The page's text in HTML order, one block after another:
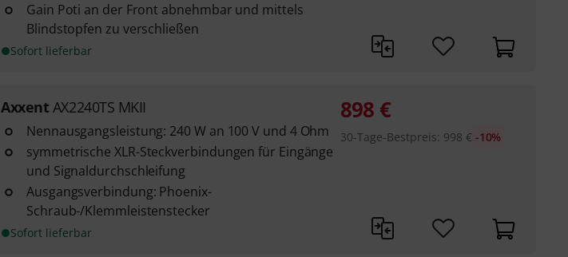
Gain Poti an der Front abnehmbar und mittels
Blindstopfen zu verschließen
Sofort lieferbar
Axxent AX2240TS MKII
Nennausgangsleistung: 240 W an 100 V und 4 Ohm
symmetrische XLR-Steckverbindungen für Eingänge
und Signaldurchschleifung
Ausgangsverbindung: Phoenix-
Schraub-/Klemmleistenstecker
Sofort lieferbar
898 €
30-Tage-Bestpreis: 998 € -10%